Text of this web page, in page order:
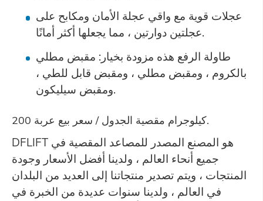
عجلات قوية مع واقي عجلة الأمان ومكابح على
عجلتين دوارتين ، مما يجعلها أكثر أمانًا.
طاولة الرفع هذه مزودة بخيار: مقبض مطلي
بالكروم ، ومقبض مطلي ، ومقبض قابل للطي ،
ومقبض سيليكون.
200 كيلوجرام مقصية الجدول / سعر بيع عربة.
DFLIFT هو المصنع المصدر للمصاعد المقصية في
جميع أنحاء العالم ، ولدينا أفضل الأسعار وجودة
المنتجات ، ويتم تصدير منتجاتنا إلى العديد من البلدان
في العالم ، ولدينا سنوات عديدة من الخبرة في